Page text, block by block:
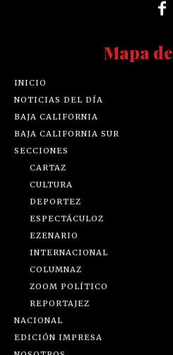
Mapa
INICIO
NOTICIAS DEL DÍA
BAJA CALIFORNIA
BAJA CALIFORNIA SUR
SECCIONES
CARTAZ
CULTURA
DEPORTEZ
ESPECTÁCULOZ
EZENARIO
INTERNACIONAL
COLUMNAZ
ZOOM POLÍTICO
REPORTAJEZ
NACIONAL
EDICIÓN IMPRESA